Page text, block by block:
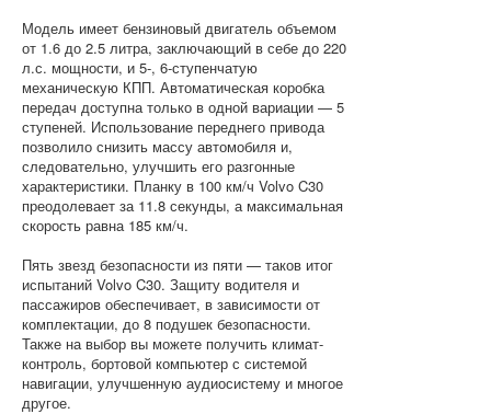
Модель имеет бензиновый двигатель объемом
от 1.6 до 2.5 литра, заключающий в себе до 220
л.с. мощности, и 5-, 6-ступенчатую
механическую КПП. Автоматическая коробка
передач доступна только в одной вариации — 5
ступеней. Использование переднего привода
позволило снизить массу автомобиля и,
следовательно, улучшить его разгонные
характеристики. Планку в 100 км/ч Volvo C30
преодолевает за 11.8 секунды, а максимальная
скорость равна 185 км/ч.
Пять звезд безопасности из пяти — таков итог
испытаний Volvo C30. Защиту водителя и
пассажиров обеспечивает, в зависимости от
комплектации, до 8 подушек безопасности.
Также на выбор вы можете получить климат-
контроль, бортовой компьютер с системой
навигации, улучшенную аудиосистему и многое
другое.